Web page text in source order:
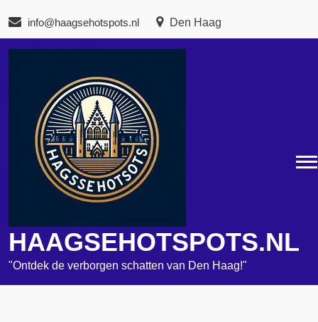
de
inhoud
info@haagsehotspots.nl Den Haag
HAAGSEHOTSPOTS.NL
"Ontdek de verborgen schatten van Den Haag!"